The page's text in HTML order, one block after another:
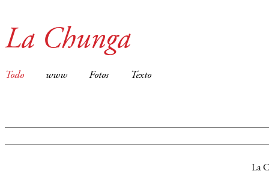
La Chunga
Todo www Fotos Texto
La